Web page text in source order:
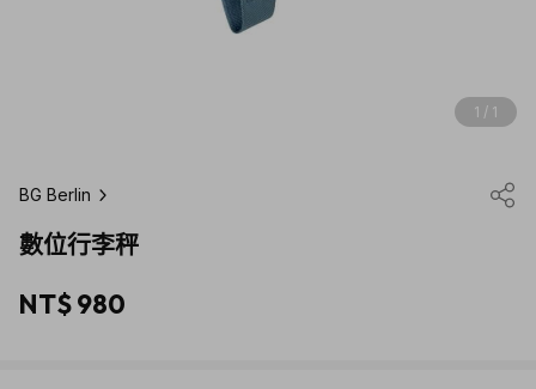
1 / 1
BG Berlin
數位行李秤
NT$ 980